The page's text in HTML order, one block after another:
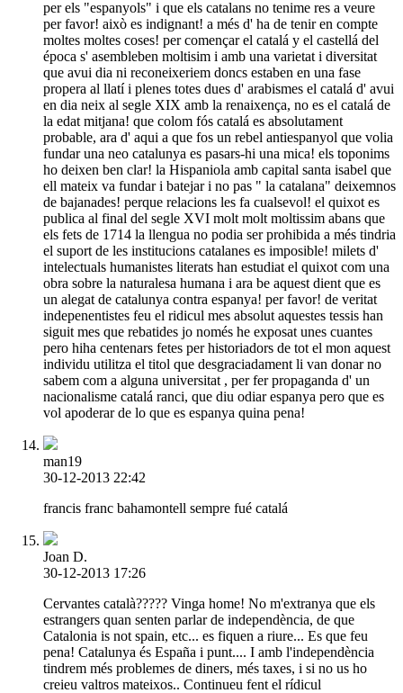
per els "espanyols" i que els catalans no tenime res a veure
per favor! això es indignant! a més d' ha de tenir en compte
moltes moltes coses! per començar el catalá y el castellá del
época s' asembleben moltisim i amb una varietat i diversitat
que avui dia ni reconeixeriem doncs estaben en una fase
propera al llatí i plenes totes dues d' arabismes el catalá d' avui
en dia neix al segle XIX amb la renaixença, no es el catalá de
la edat mitjana! que colom fós catalá es absolutament
probable, ara d' aqui a que fos un rebel antiespanyol que volia
fundar una neo catalunya es pasars-hi una mica! els toponims
ho deixen ben clar! la Hispaniola amb capital santa isabel que
ell mateix va fundar i batejar i no pas " la catalana" deixemnos
de bajanades! perque relacions les fa cualsevol! el quixot es
publica al final del segle XVI molt molt moltissim abans que
els fets de 1714 la llengua no podia ser prohibida a més tindria
el suport de les institucions catalanes es imposible! milets d'
intelectuals humanistes literats han estudiat el quixot com una
obra sobre la naturalesa humana i ara be aquest dient que es
un alegat de catalunya contra espanya! per favor! de veritat
indepenentistes feu el ridicul mes absolut aquestes tessis han
siguit mes que rebatides jo només he exposat unes cuantes
pero hiha centenars fetes per historiadors de tot el mon aquest
individu utilitza el titol que desgraciadament li van donar no
sabem com a alguna universitat , per fer propaganda d' un
nacionalisme catalá ranci, que diu odiar espanya pero que es
vol apoderar de lo que es espanya quina pena!
man19
30-12-2013 22:42
francis franc bahamontell sempre fué catalá
Joan D.
30-12-2013 17:26
Cervantes català????? Vinga home! No m'extranya que els
estrangers quan senten parlar de independència, de que
Catalonia is not spain, etc... es fiquen a riure... Es que feu
pena! Catalunya és España i punt.... I amb l'independència
tindrem més problemes de diners, més taxes, i si no us ho
creieu valtros mateixos.. Continueu fent el rídicul